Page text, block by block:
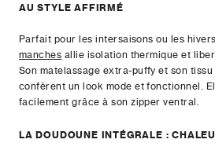
AU STYLE AFFIRMÉ
Parfait pour les intersaisons ou les
manches allie isolation thermique et
Son matelassage extra-puffy et son
confèrent un look mode et fonctionnel.
facilement grâce à son zipper ventral.
LA DOUDOUNE INTÉGRALE :